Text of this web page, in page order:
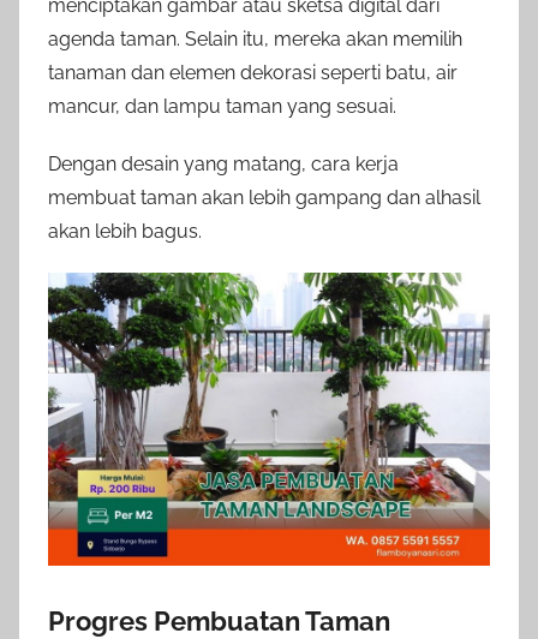
menciptakan gambar atau sketsa digital dari
agenda taman. Selain itu, mereka akan memilih
tanaman dan elemen dekorasi seperti batu, air
mancur, dan lampu taman yang sesuai.
Dengan desain yang matang, cara kerja
membuat taman akan lebih gampang dan alhasil
akan lebih bagus.
Progres Pembuatan Taman